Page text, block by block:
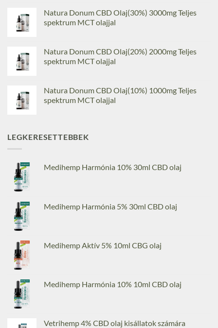
Natura Donum CBD Olaj(30%) 3000mg Teljes
spektrum MCT olajjal
Natura Donum CBD Olaj(20%) 2000mg Teljes
spektrum MCT olajjal
Natura Donum CBD Olaj(10%) 1000mg Teljes
spektrum MCT olajjal
LEGKERESETTEBBEK
Medihemp Harmónia 10% 30ml CBD olaj
Medihemp Harmónia 5% 30ml CBD olaj
Medihemp Aktív 5% 10ml CBG olaj
Medihemp Harmónia 10% 10ml CBD olaj
Vetrihemp 4% CBD olaj kisállatok számára